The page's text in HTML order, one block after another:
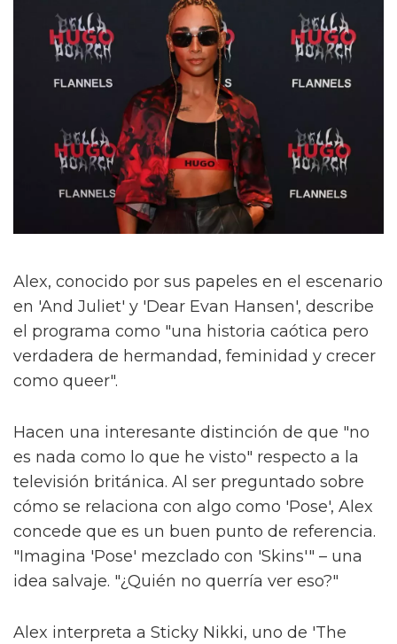
Alex, conocido por sus papeles en el escenario
en 'And Juliet' y 'Dear Evan Hansen', describe
el programa como "una historia caótica pero
verdadera de hermandad, feminidad y crecer
como queer".
Hacen una interesante distinción de que "no
es nada como lo que he visto" respecto a la
televisión británica. Al ser preguntado sobre
cómo se relaciona con algo como 'Pose', Alex
concede que es un buen punto de referencia.
"Imagina 'Pose' mezclado con 'Skins'" – una
idea salvaje. "¿Quién no querría ver eso?"
Alex interpreta a Sticky Nikki, uno de 'The